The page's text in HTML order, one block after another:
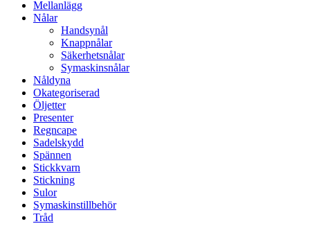
Mellanlägg
Nålar
Handsynål
Knappnålar
Säkerhetsnålar
Symaskinsnålar
Nåldyna
Okategoriserad
Öljetter
Presenter
Regncape
Sadelskydd
Spännen
Stickkvarn
Stickning
Sulor
Symaskinstillbehör
Tråd